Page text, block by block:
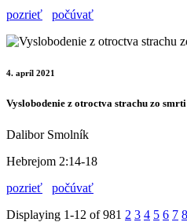
pozrieť
počúvať
4. apríl 2021
Vyslobodenie z otroctva strachu zo smrti
Dalibor Smolník
Hebrejom 2:14-18
pozrieť
počúvať
Displaying 1-12 of 981 2 3 4 5 6 7 8